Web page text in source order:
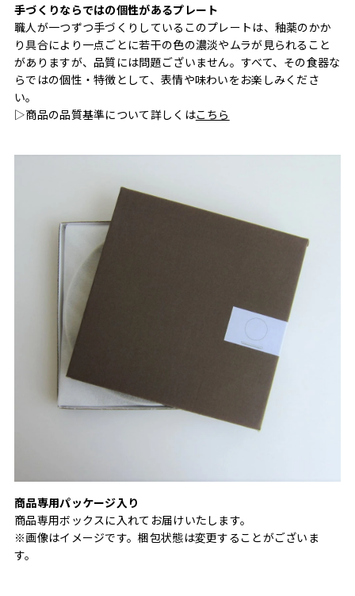
手づくりならではの個性があるプレート
職人が一つずつ手づくりしているこのプレートは、釉薬のかか
り具合により一点ごとに若干の色の濃淡やムラが見られること
がありますが、品質には問題ございません。すべて、その食器な
らではの個性・特徴として、表情や味わいをお楽しみくださ
い。
▷商品の品質基準について詳しくはこちら
商品専用パッケージ入り
商品専用ボックスに入れてお届けいたします。
※画像はイメージです。梱包状態は変更することがございま
す。